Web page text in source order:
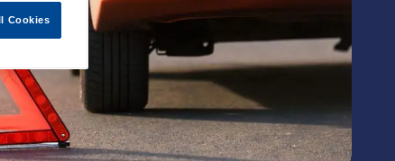
Cookies